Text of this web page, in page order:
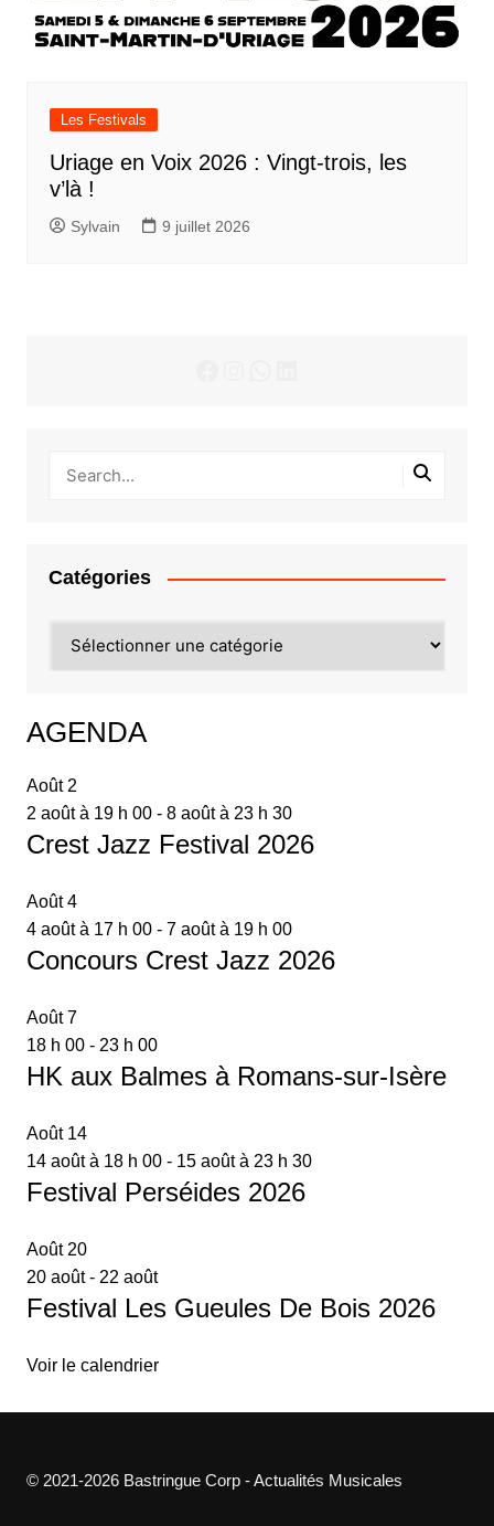
Les Festivals
Uriage en Voix 2026 : Vingt-trois, les
v’là !
Sylvain 9 juillet 2026
Catégories
AGENDA
Août 2
2 août à 19 h 00- 8 août à 23 h 30
Crest Jazz Festival 2026
Août4
4 août à 17 h 00- 7 août à 19 h 00
Concours Crest Jazz 2026
Août7
18 h 00- 23 h 00
HK aux Balmes à Romans-sur-Isère
Août 14
14 août à 18 h 00- 15 août à 23 h 30
Festival Perséides 2026
Août 20
20 août- 22 août
Festival Les Gueules De Bois 2026
Voir le calendrier
© 2021-2026 Bastringue Corp - Actualités Musicales